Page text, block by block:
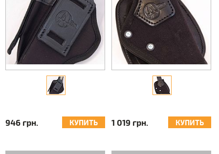
946 грн. КУПИТЬ 1 019 грн. КУПИТЬ